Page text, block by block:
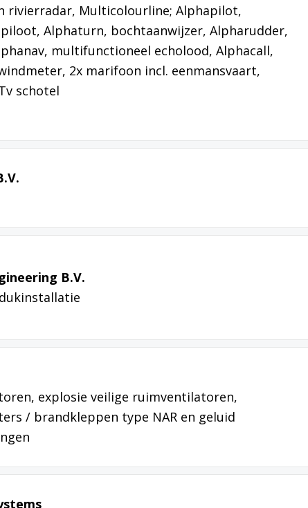
rivierradar, Multicolourline; Alphapilot,
Alphaturn, bochtaanwijzer, Alpharudder,
multifunctioneel echolood, Alphacall,
2x marifoon incl. eenmansvaart,
schotel
B.V.
explosie veilige ruimventilatoren,
/ brandkleppen type NAR en geluid